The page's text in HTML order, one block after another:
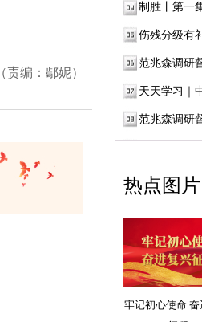
（责编：鄢妮）
制胜丨第一
伤残分级有
范兆森调研
天天学习｜
范兆森调研
热点图片
牢记初心使命